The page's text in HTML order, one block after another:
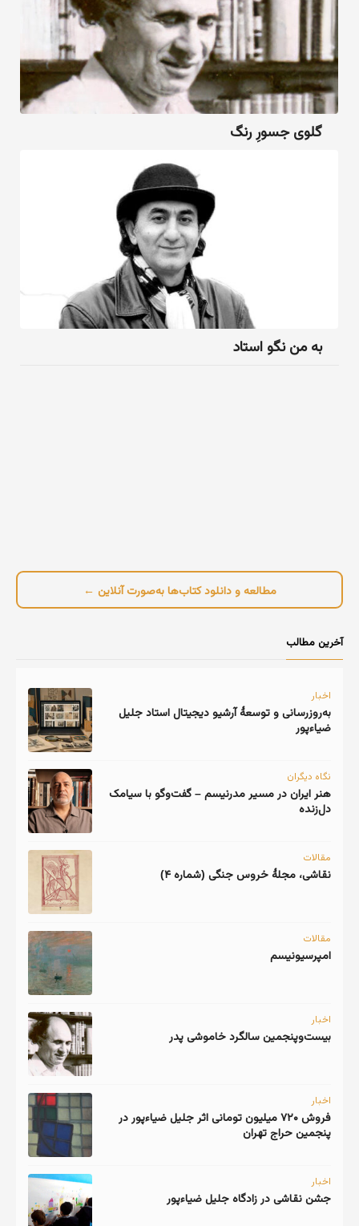
گلوی جسورِ رنگ
به من نگو استاد
مطالعه و دانلود کتاب‌ها به‌صورت آنلاین ←
آخرین مطالب
اخبار
به‌روزرسانی و توسعهٔ آرشیو دیجیتال استاد جلیل
ضیاءپور
نگاه دیگران
هنر ایران در مسیر مدرنیسم – گفت‌وگو با سیامک
دل‌زنده
مقالات
نقاشی، مجلهٔ خروس جنگی (شماره ۴)
مقالات
امپرسیونیسم
اخبار
اخبار
فروش ۷۲۰ میلیون تومانی اثر جلیل ضیاءپور در
پنجمین حراج تهران
اخبار
جشن نقاشی در زادگاه جلیل ضیاءپور